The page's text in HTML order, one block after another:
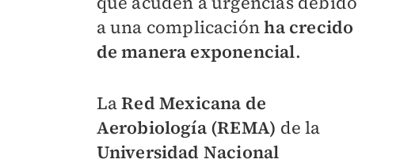
a una complicaciónha crecido
de manera exponencial.
LaRed Mexicana de
Aerobiología (REMA) de la
Universidad Nacional